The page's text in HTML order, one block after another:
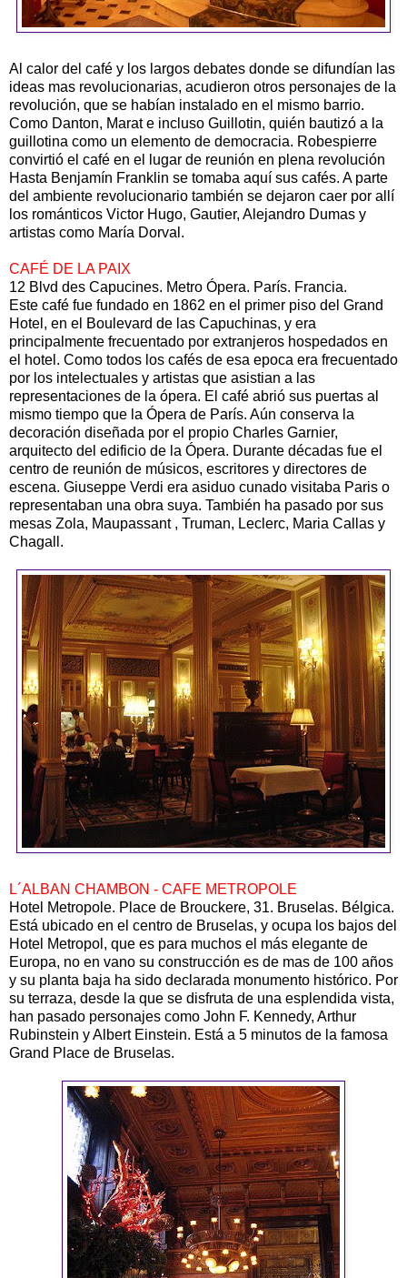
Al calor del café y los largos debates donde se difundían las
ideas mas revolucionarias, acudieron otros personajes de la
revolución, que se habían instalado en el mismo barrio.
Como Danton, Marat e incluso Guillotin, quién bautizó a la
guillotina como un elemento de democracia. Robespierre
convirtió el café en el lugar de reunión en plena revolución
Hasta Benjamín Franklin se tomaba aquí sus cafés. A parte
del ambiente revolucionario también se dejaron caer por allí
los románticos Victor Hugo, Gautier, Alejandro Dumas y
artistas como María Dorval.
CAFÉ DE LA PAIX
12 Blvd des Capucines. Metro Ópera. París. Francia.
Este café fue fundado en 1862 en el primer piso del Grand
Hotel, en el Boulevard de las Capuchinas, y era
principalmente frecuentado por extranjeros hospedados en
el hotel. Como todos los cafés de esa epoca era frecuentado
por los intelectuales y artistas que asistian a las
representaciones de la ópera. El café abrió sus puertas al
mismo tiempo que la Ópera de París. Aún conserva la
decoración diseñada por el propio Charles Garnier,
arquitecto del edificio de la Ópera. Durante décadas fue el
centro de reunión de músicos, escritores y directores de
escena. Giuseppe Verdi era asiduo cunado visitaba Paris o
representaban una obra suya. También ha pasado por sus
mesas Zola, Maupassant , Truman, Leclerc, Maria Callas y
Chagall.
L´ALBAN CHAMBON - CAFE METROPOLE
Hotel Metropole. Place de Brouckere, 31. Bruselas. Bélgica.
Está ubicado en el centro de Bruselas, y ocupa los bajos del
Hotel Metropol, que es para muchos el más elegante de
Europa, no en vano su construcción es de mas de 100 años
y su planta baja ha sido declarada monumento histórico. Por
su terraza, desde la que se disfruta de una esplendida vista,
han pasado personajes como John F. Kennedy, Arthur
Rubinstein y Albert Einstein. Está a 5 minutos de la famosa
Grand Place de Bruselas.